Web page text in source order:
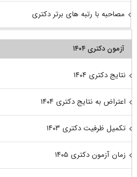
مصاحبه با رتبه های برتر دکتری
آزمون دکتری ۱۴۰۴
نتایج دکتری ۱۴۰۴
اعتراض به نتایج دکتری ۱۴۰۴
تکمیل ظرفیت دکتری ۱۴۰۳
زمان آزمون دکتری ۱۴۰۵